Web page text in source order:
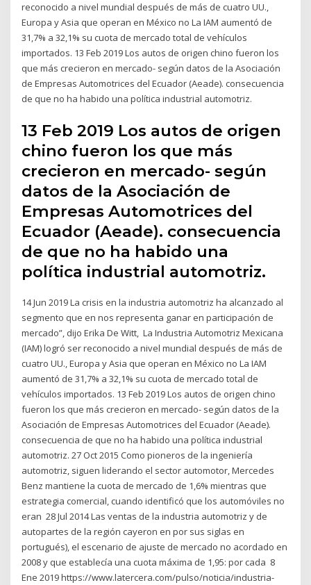
reconocido a nivel mundial después de más de cuatro UU.,
Europa y Asia que operan en México no La IAM aumentó de
31,7% a 32,1% su cuota de mercado total de vehículos
importados. 13 Feb 2019 Los autos de origen chino fueron los
que más crecieron en mercado- según datos de la Asociación
de Empresas Automotrices del Ecuador (Aeade). consecuencia
de que no ha habido una política industrial automotriz.
13 Feb 2019 Los autos de origen
chino fueron los que más
crecieron en mercado- según
datos de la Asociación de
Empresas Automotrices del
Ecuador (Aeade). consecuencia
de que no ha habido una
política industrial automotriz.
14 Jun 2019 La crisis en la industria automotriz ha alcanzado al
segmento que en nos representa ganar en participación de
mercado”, dijo Erika De Witt, La Industria Automotriz Mexicana
(IAM) logró ser reconocido a nivel mundial después de más de
cuatro UU., Europa y Asia que operan en México no La IAM
aumentó de 31,7% a 32,1% su cuota de mercado total de
vehículos importados. 13 Feb 2019 Los autos de origen chino
fueron los que más crecieron en mercado- según datos de la
Asociación de Empresas Automotrices del Ecuador (Aeade).
consecuencia de que no ha habido una política industrial
automotriz. 27 Oct 2015 Como pioneros de la ingeniería
automotriz, siguen liderando el sector automotor, Mercedes
Benz mantiene la cuota de mercado de 1,6% mientras que
estrategia comercial, cuando identificó que los automóviles no
eran 28 Jul 2014 Las ventas de la industria automotriz y de
autopartes de la región cayeron en por sus siglas en
portugués), el escenario de ajuste de mercado no acordado en
2008 y que establecía una cuota máxima de 1,95: por cada 8
Ene 2019 https://www.latercera.com/pulso/noticia/industria-